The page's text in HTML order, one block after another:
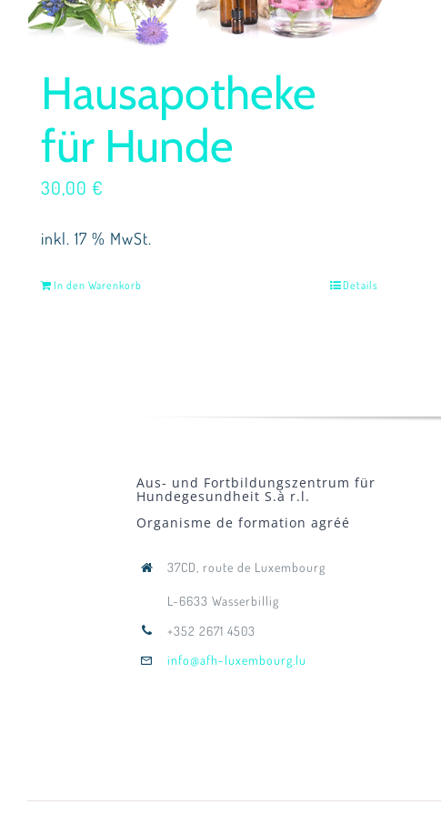
Hausapotheke
für Hunde
30,00 €
inkl. 17 % MwSt.
In den Warenkorb Details
Aus- und Fortbildungszentrum für
Hundegesundheit S.à r.l.
Organisme de formation agréé
37CD, route de Luxembourg
L-6633 Wasserbillig
+352 2671 4503
info@afh-luxembourg.lu